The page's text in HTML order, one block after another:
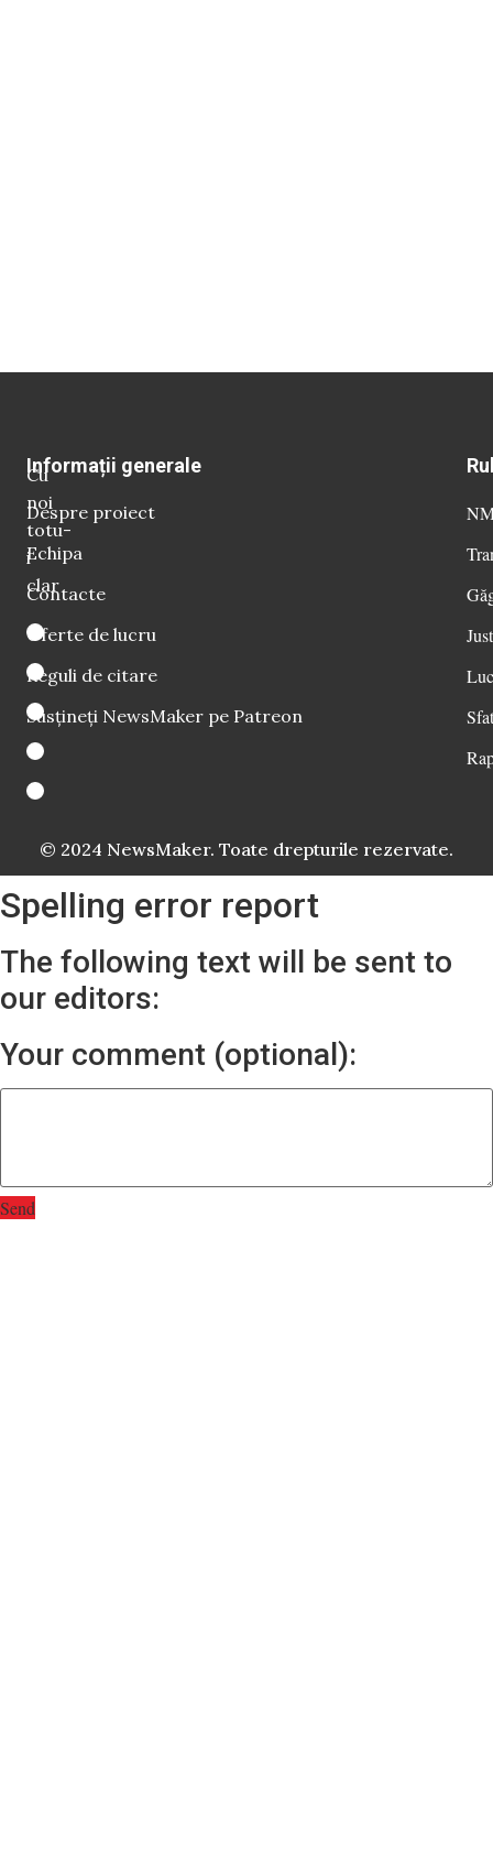
Cu
noi
totu-
i
clar
Informații generale
Despre proiect
Echipa
Contacte
Oferte de lucru
Reguli de citare
Susțineți NewsMaker pe Patreon
© 2024 NewsMaker. Toate drepturile rezervate.
Spelling error report
The following text will be sent to
our editors:
Your comment (optional):
Send